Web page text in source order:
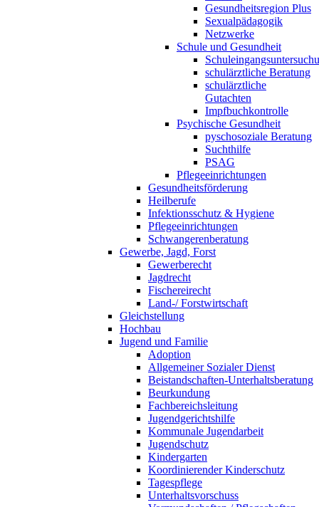
Gesundheitsregion Plus
Sexualpädagogik
Netzwerke
Schule und Gesundheit
schulärztliche Beratung
schulärztliche
Gutachten
Impfbuchkontrolle
Psychische Gesundheit
pyschosoziale Beratung
Suchthilfe
PSAG
Pflegeeinrichtungen
Gesundheitsförderung
Heilberufe
Infektionsschutz & Hygiene
Pflegeeinrichtungen
Schwangerenberatung
Gewerbe, Jagd, Forst
Gewerberecht
Jagdrecht
Fischereirecht
Land-/ Forstwirtschaft
Gleichstellung
Hochbau
Jugend und Familie
Adoption
Allgemeiner Sozialer Dienst
Beistandschaften-Unterhaltsberatung
Beurkundung
Fachbereichsleitung
Jugendgerichtshilfe
Kommunale Jugendarbeit
Jugendschutz
Kindergarten
Koordinierender Kinderschutz
Tagespflege
Unterhaltsvorschuss